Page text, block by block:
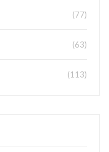
(77)
(63)
(113)